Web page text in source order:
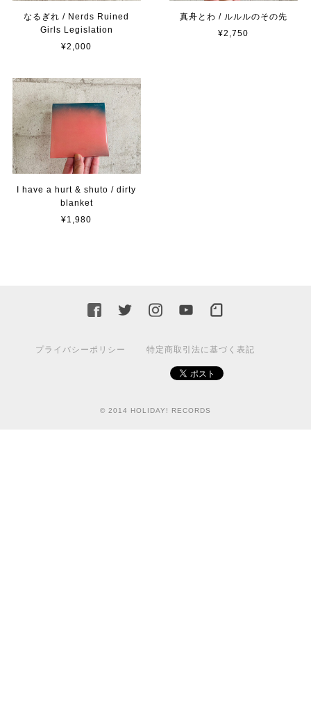
なるぎれ / Nerds Ruined
Girls Legislation
¥2,000
真舟とわ / ルルルのその先
¥2,750
I have a hurt & shuto / dirty
blanket
¥1,980
プライバシーポリシー 特定商取引法に基づく表記
© 2014 HOLIDAY! RECORDS